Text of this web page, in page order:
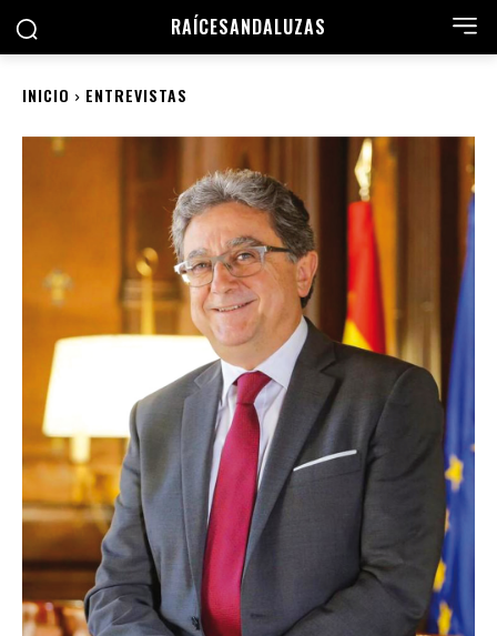
RAÍCESANDALUZAS
INICIO ENTREVISTAS